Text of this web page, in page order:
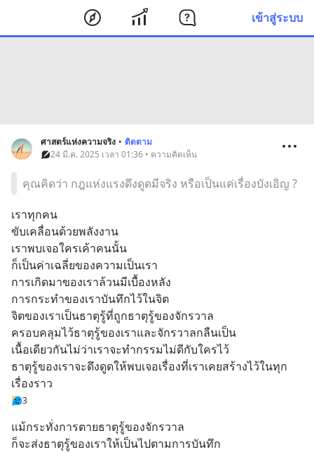
เข้าสู่ระบบ
ศาสตร์แห่งความจริง • ติดตาม
24 มี.ค. 2025 เวลา 01:36 • ความคิดเห็น
คุณคิดว่า กฎแห่งแรงดึงดูดมีจริง หรือเป็นแค่เรื่องบังเอิญ ?
เราทุกคน
ขับเคลื่อนด้วยพลังงาน
เราพบเจอใครเค้าคนนั้น
ก็เป็นค่าเฉลี่ยของความเป็นเรา
การเกิดมาของเราล้วนมีเบื้องหลัง
การกระทำของเราบันทึกไว้ในจิต
จิตของเราเป็นธาตุรู้ที่ถูกธาตุรู้ของจักรวาล
ครอบคลุมไว้ธาตุรู้ของเราและจักรวาลกลืนเป็น
เนื้อเดียวกันไม่ว่าเราจะทำกรรมไม่ดีกับใครไว้
ธาตุรู้ของเราจะดึงดูดให้พบเจอเรื่องที่เราเคยสร้างไว้ในทุก
เรื่องราว
3
แม้กระทั่งการตายธาตุรู้ของจักรวาล
ก็จะส่งธาตุรู้ของเราให้เป็นไปตามการบันทึก